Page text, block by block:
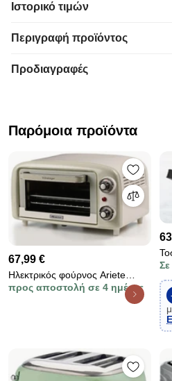
Ιστορικό τιμών
Περιγραφή προϊόντος
Προδιαγραφές
Παρόμοια προϊόντα
67,99 €
Ηλεκτρικός φούρνος Ariete
VINTAGE 3919/03, 800W, 10 l,
3 λειτουργίες, Μέχρι 230°C,
προς αποστολή σε 4 ημέρες
12